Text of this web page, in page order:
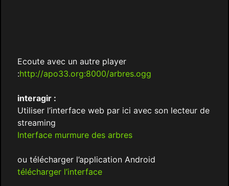
Ecoute avec un autre player
:http://apo33.org:8000/arbres.ogg
interagir :
Utiliser l’interface web par ici avec son lecteur de
streaming
Interface murmure des arbres
ou télécharger l’application Android
télécharger l’interface